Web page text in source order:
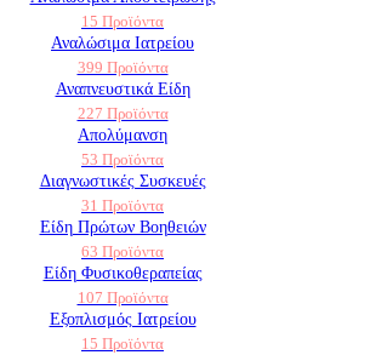
15 Προϊόντα
Αναλώσιμα Ιατρείου
399 Προϊόντα
Αναπνευστικά Είδη
227 Προϊόντα
Απολύμανση
53 Προϊόντα
Διαγνωστικές Συσκευές
31 Προϊόντα
Είδη Πρώτων Βοηθειών
63 Προϊόντα
Είδη Φυσικοθεραπείας
107 Προϊόντα
Εξοπλισμός Ιατρείου
15 Προϊόντα